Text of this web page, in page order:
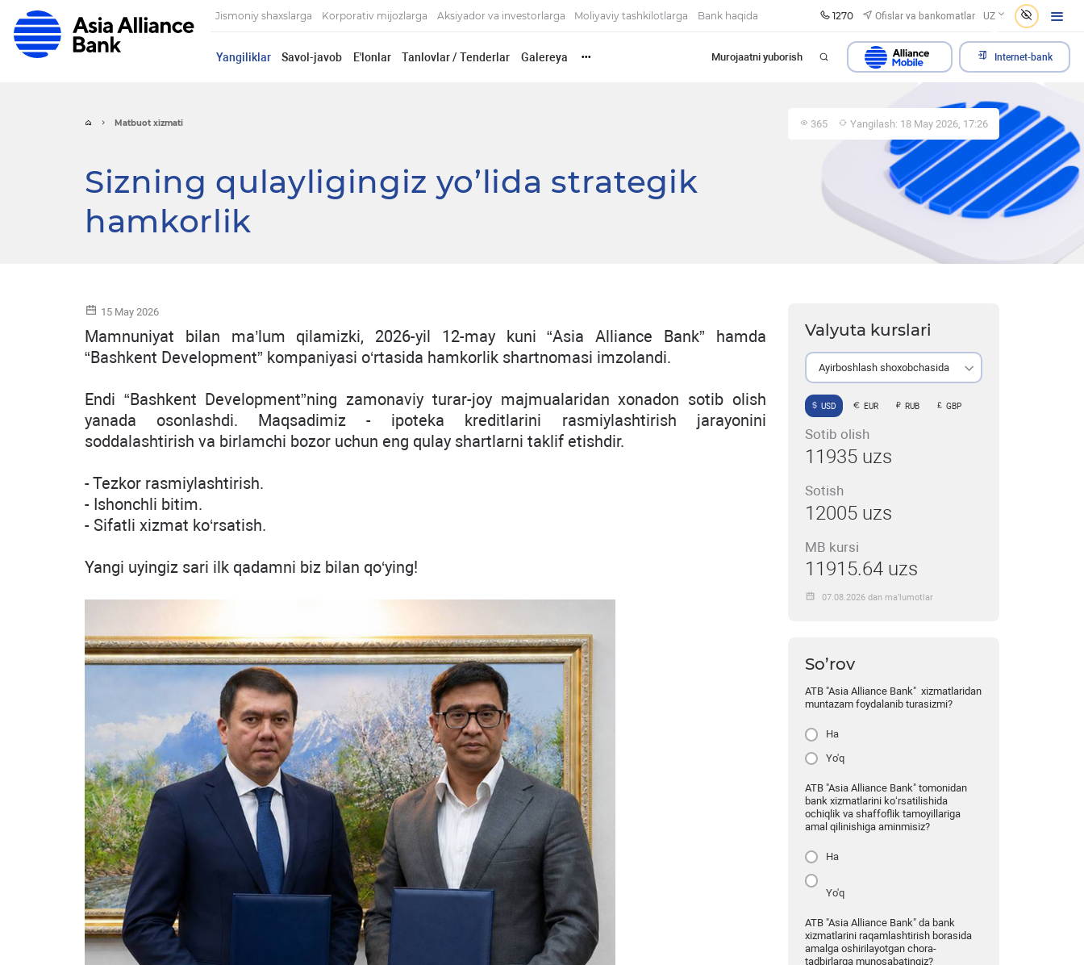
Jismoniy shaxslarga Korporativ mijozlarga Aksiyador va investorlarga Moliyaviy tashkilotlarga Bank haqida 1270 Ofislar va bankomatlar UZ
Yangiliklar Savol-javob E'lonlar Tanlovlar / Tenderlar Galereya ••• Murojaatni yuborish Internet-bank
Matbuot xizmati 365 Yangilash: 18 May 2026, 17:26
Sizning qulayligingiz yo’lida strategik
hamkorlik
15 May 2026
Mamnuniyat bilan ma’lum qilamizki, 2026-yil 12-may kuni “Asia Alliance Bank” hamda
“Bashkent Development” kompaniyasi o‘rtasida hamkorlik shartnomasi imzolandi.
Endi “Bashkent Development”ning zamonaviy turar-joy majmualaridan xonadon sotib olish
yanada osonlashdi. Maqsadimiz - ipoteka kreditlarini rasmiylashtirish jarayonini
soddalashtirish va birlamchi bozor uchun eng qulay shartlarni taklif etishdir.
- Tezkor rasmiylashtirish.
- Ishonchli bitim.
- Sifatli xizmat ko‘rsatish.
Yangi uyingiz sari ilk qadamni biz bilan qo‘ying!
Valyuta kurslari
Ayirboshlash shoxobchasida
USD EUR RUB GBP
Sotib olish
11935 uzs
Sotish
12005 uzs
MB kursi
11915.64 uzs
07.08.2026 dan ma’lumotlar
So’rov
ATB "Asia Alliance Bank" xizmatlaridan
muntazam foydalanib turasizmi?
Ha
Yo'q
ATB "Asia Alliance Bank" tomonidan
bank xizmatlarini ko‘rsatilishida
ochiqlik va shaffoflik tamoyillariga
amal qilinishiga aminmisiz?
Ha
Yo'q
ATB "Asia Alliance Bank" da bank
xizmatlarini raqamlashtirish borasida
amalga oshirilayotgan chora-
tadbirlarga munosabatingiz?